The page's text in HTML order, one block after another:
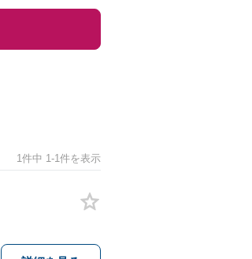
1件中 1-1件を表示